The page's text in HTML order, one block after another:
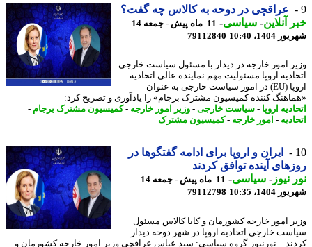
عراقچی در دوحه به کالاس چه گفت؟
آنلاین-سیاسی-
11 ماه پیش - جمعه 14
10:40
79112840
امور خارجه در دیدار با مسئول سیاست خارجی
اروپا مسئولیت مهم نماینده عالی اتحادیه
اروپا (EU) در امور سیاست خارجی به عنوان
کننده کمیسیون مشترک برجام» را یادآوری و تصریح کرد:
اروپا - سیاست خارجی-وزیر امور خارجه-کمیسیون مشترک برجام -
-امور خارجه-کمیسیون مشترک
ایران و اروپا برای ادامه گفتگوها در
آینده توافق کردند
نیوز-سیاسی-
11 ماه پیش - جمعه 14
10:35
79112798
امور خارجه کشورمان و کایا کالاس مسئول
خارجی اتحادیه اروپا در شهر دوحه دیدار
- نورنیوز-گروه سیاسی: سید عباس عراقچی وزیر امور خارجه کشورمان و